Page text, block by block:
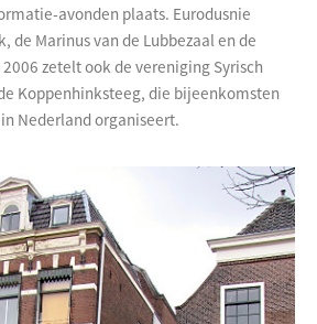
avonden plaats. Eurodusnie
de Marinus van de Lubbezaal en de
zetelt ook de vereniging Syrisch
Koppenhinksteeg, die bijeenkomsten
Nederland organiseert.